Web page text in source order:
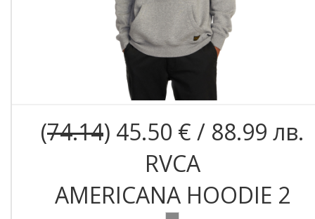
(74.14) 45.50 € / 88.99 лв.
RVCA
AMERICANA HOODIE 2